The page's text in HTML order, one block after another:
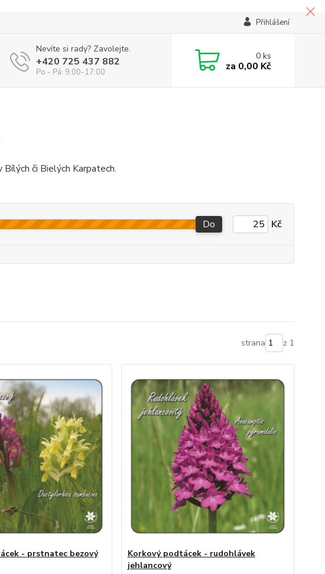
Přihlášení
Nevíte si rady? Zavolejte.
+420 725 437 882
Po - Pá: 9:00-17:00
0ks
za 0,00 Kč
Bílých či Bielých Karpatech.
Do Kč
strana z 1
- prstnatec bezový
Korkový podtácek - rudohlávek
jehlancový